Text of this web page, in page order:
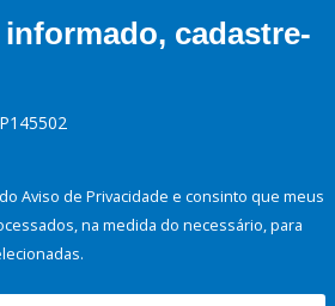
cadastre-
Aviso de Privacidade e consinto que meus
na medida do necessário, para